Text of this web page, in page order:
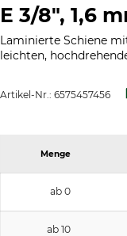
E 3/8", 1,6
Laminierte Schiene
leichten,
Artikel-Nr.: 6575457456
Menge
ab 0
ab 10